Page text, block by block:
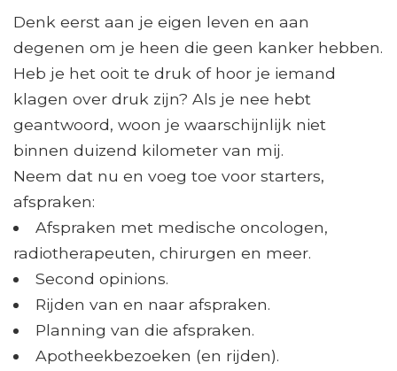
Denk eerst aan je eigen leven en aan
degenen om je heen die geen kanker hebben.
Heb je het ooit te druk of hoor je iemand
klagen over druk zijn? Als je nee hebt
geantwoord, woon je waarschijnlijk niet
binnen duizend kilometer van mij.
Neem dat nu en voeg toe voor starters,
afspraken:
Afspraken met medische oncologen,
radiotherapeuten, chirurgen en meer.
Second opinions.
Rijden van en naar afspraken.
Planning van die afspraken.
Apotheekbezoeken (en rijden).